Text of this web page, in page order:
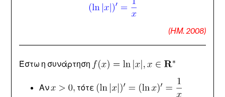
(ΗΜ. 2008)
Έστω η συνάρτηση
Αν
τότε